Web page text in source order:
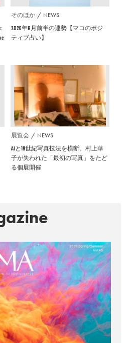
そのほか NEWS
2026年8月前半の運勢【マコのポジ
ティブ占い】
展覧会 NEWS
AIと19世紀写真技法を横断。村上華
子が失われた「最初の写真」をたど
る個展開催